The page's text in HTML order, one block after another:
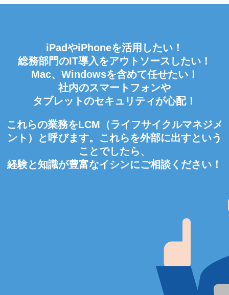
iPadやiPhoneを活用したい！
総務部門のIT導入をアウトソースしたい！
Mac、Windowsを含めて任せたい！
社内のスマートフォンや
タブレットのセキュリティが心配！
これらの業務をLCM（ライフサイクルマネジメ
ント）と呼びます。これらを外部に出すという
ことでしたら、
経験と知識が豊富なイシンにご相談ください！